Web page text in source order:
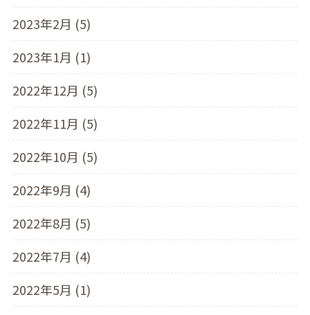
2023年2月 (5)
2023年1月 (1)
2022年12月 (5)
2022年11月 (5)
2022年10月 (5)
2022年9月 (4)
2022年8月 (5)
2022年7月 (4)
2022年5月 (1)